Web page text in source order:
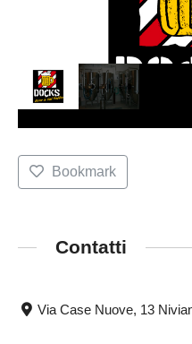
Bookmark
Contatti
Via Case Nuove, 13